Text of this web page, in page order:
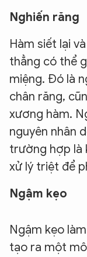
Nghiến răng
Hàm siết lại
thẳng có thể
miệng. Đó là
chân răng,
xương hàm.
nguyên nhân
trường hợp là
xử lý triệt để
Ngậm kẹo
Ngậm kẹo
tạo ra một